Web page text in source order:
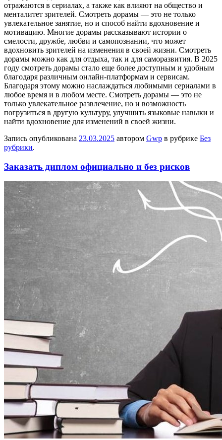
отражаются в сериалах, а также как влияют на общество и
менталитет зрителей. Смотреть дорамы — это не только
увлекательное занятие, но и способ найти вдохновение и
мотивацию. Многие дорамы рассказывают истории о
смелости, дружбе, любви и самопознании, что может
вдохновить зрителей на изменения в своей жизни. Смотреть
дорамы можно как для отдыха, так и для саморазвития. В 2025
году смотреть дорамы стало еще более доступным и удобным
благодаря различным онлайн-платформам и сервисам.
Благодаря этому можно наслаждаться любимыми сериалами в
любое время и в любом месте. Смотреть дорамы — это не
только увлекательное развлечение, но и возможность
погрузиться в другую культуру, улучшить языковые навыки и
найти вдохновение для изменений в своей жизни.
Запись опубликована 23.03.2025 автором Gwp в рубрике Без
рубрики.
Заказать диплом официально и без рисков